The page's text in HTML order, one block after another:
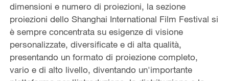
dimensioni e numero di proiezioni, la sezione
proiezioni dello Shanghai International Film Festival si
è sempre concentrata su esigenze di visione
personalizzate, diversificate e di alta qualità,
presentando un formato di proiezione completo,
vario e di alto livello, diventando un'importante